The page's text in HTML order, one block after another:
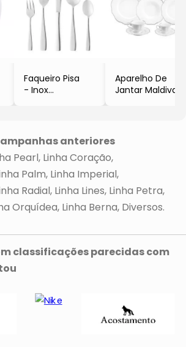
Faqueiro Pisa
- Inox
Aparelho De
Jantar Maldivas
anteriores
Pearl Linha Coração
Palm Linha Imperial
Radial Linha Lines Linha Petra
Orquídea Linha Berna Diversos
classificações parecidas com